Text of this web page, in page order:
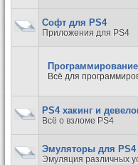
Софт для PS4
Приложения для PS4
Всё для
PS4 хакинг и
Всё о взломе PS4
Эмуляторы для PS4
Эмуляция различных